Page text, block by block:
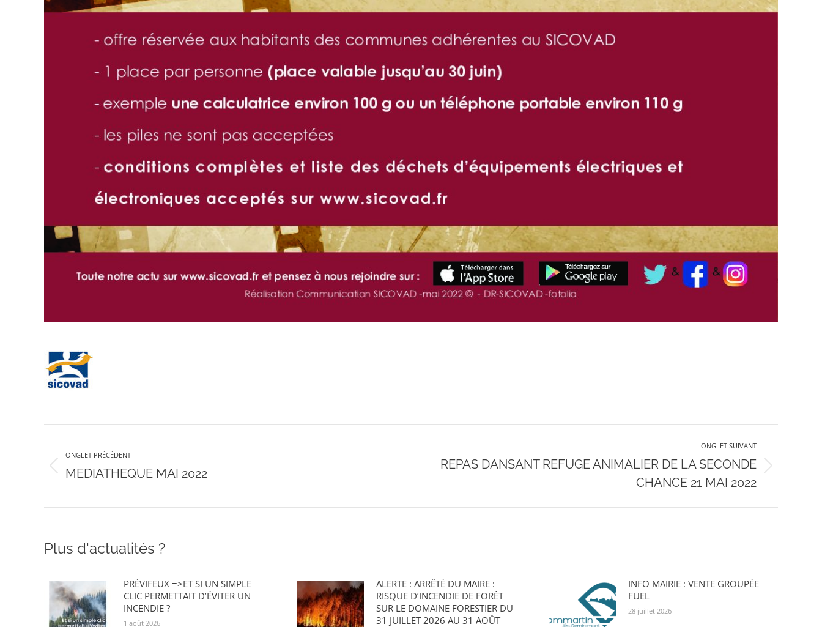
deONGLET PRÉCÉDENT
Onglet
MEDIATHEQUE MAI 2022
ONGLET SUIVANT
Onglet
REPAS DANSANT REFUGE ANIMALIER DE LA SECONDE
CHANCE 21 MAI 2022
Plus d'actualités ?
PRÉVIFEUX =>ET SI UN SIMPLE
CLIC PERMETTAIT D’ÉVITER UN
INCENDIE ?
1 août 2026
ALERTE : ARRÊTÉ DU MAIRE :
RISQUE D’INCENDIE DE FORÊT
SUR LE DOMAINE FORESTIER DU
31 JUILLET 2026 AU 31 AOÛT
INFO MAIRIE : VENTE GROUPÉE
FUEL
28 juillet 2026